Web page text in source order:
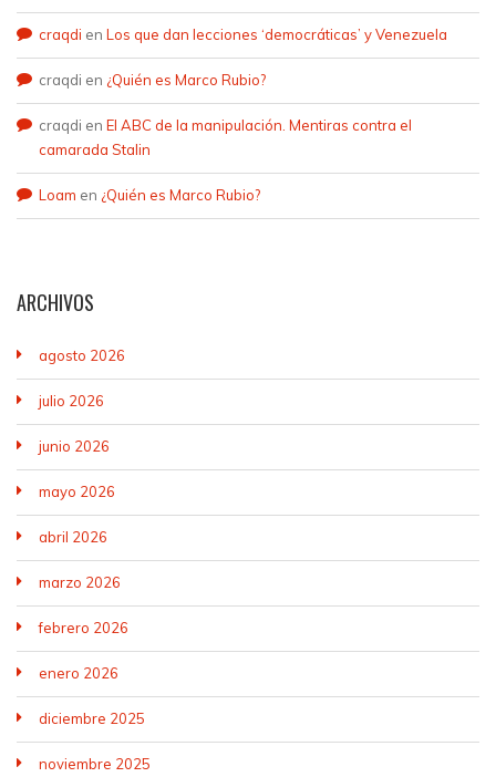
craqdi en Los que dan lecciones ‘democráticas’ y Venezuela
craqdi en ¿Quién es Marco Rubio?
craqdi en El ABC de la manipulación. Mentiras contra el
camarada Stalin
Loam en ¿Quién es Marco Rubio?
ARCHIVOS
agosto 2026
julio 2026
junio 2026
mayo 2026
abril 2026
marzo 2026
febrero 2026
enero 2026
diciembre 2025
noviembre 2025